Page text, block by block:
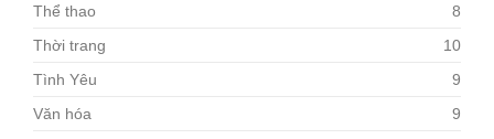
Thể thao
8
Thời trang
10
Tình Yêu
9
Văn hóa
9